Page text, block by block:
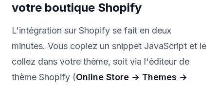
votre boutique Shopify
L'intégration sur Shopify se fait en deux
minutes. Vous copiez un snippet JavaScript et le
collez dans votre thème, soit via l'éditeur de
thème Shopify (Online Store → Themes →